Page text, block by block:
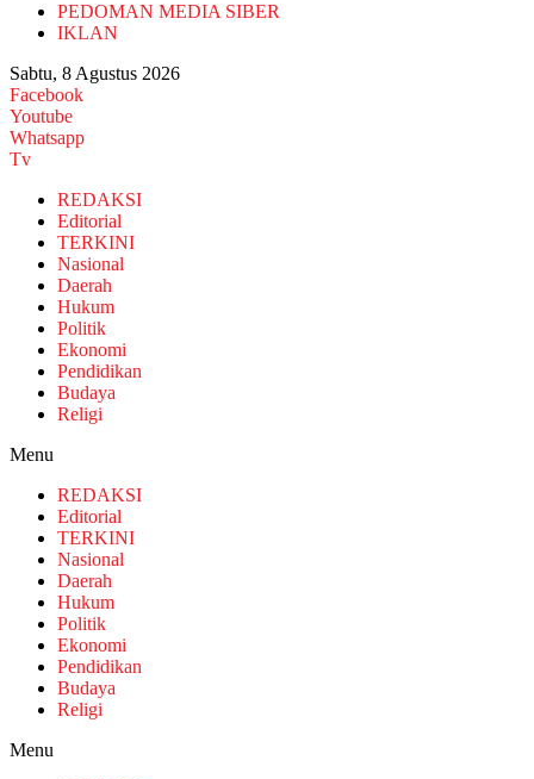
PEDOMAN MEDIA SIBER
IKLAN
Sabtu, 8 Agustus 2026
Facebook
Youtube
Whatsapp
Tv
REDAKSI
Editorial
TERKINI
Nasional
Daerah
Hukum
Politik
Ekonomi
Pendidikan
Budaya
Religi
Menu
REDAKSI
Editorial
TERKINI
Nasional
Daerah
Hukum
Politik
Ekonomi
Pendidikan
Budaya
Religi
Menu